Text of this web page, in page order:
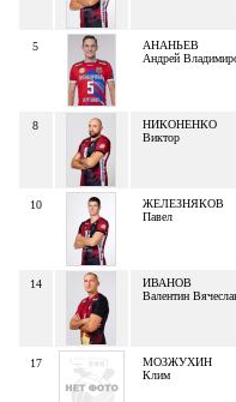
5
АНАНЬЕВ
Андрей
8
НИКОНЕНКО
Виктор
10
ЖЕЛЕЗНЯКОВ
Павел
14
ИВАНОВ
Валентин
17
МОЗЖУХИН
Клим